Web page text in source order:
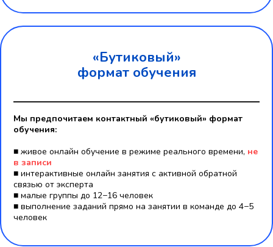
«Бутиковый»
формат обучения
Мы предпочитаем контактный «бутиковый» формат
обучения:
■ живое онлайн обучение в режиме реального времени, не
в записи
■ интерактивные онлайн занятия c активной обратной
связью от эксперта
■ малые группы до 12−16 человек
■ выполнение заданий прямо на занятии в команде до 4−5
человек